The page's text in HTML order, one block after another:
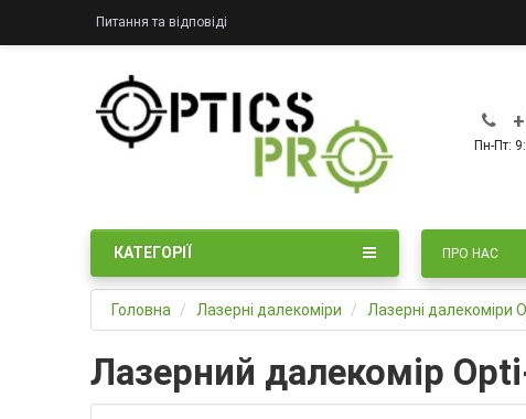
Питання та відповіді
Пн-Пт:
ПРО НАС
КАТЕГОРІЇ
Головна Лазерні далекоміри Лазерні далекоміри
Лазерний далекомір